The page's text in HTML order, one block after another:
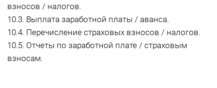
взносов / налогов.
10.3. Выплата заработной платы / аванса.
10.4. Перечисление страховых взносов / налогов.
10.5. Отчеты по заработной плате / страховым
взносам.